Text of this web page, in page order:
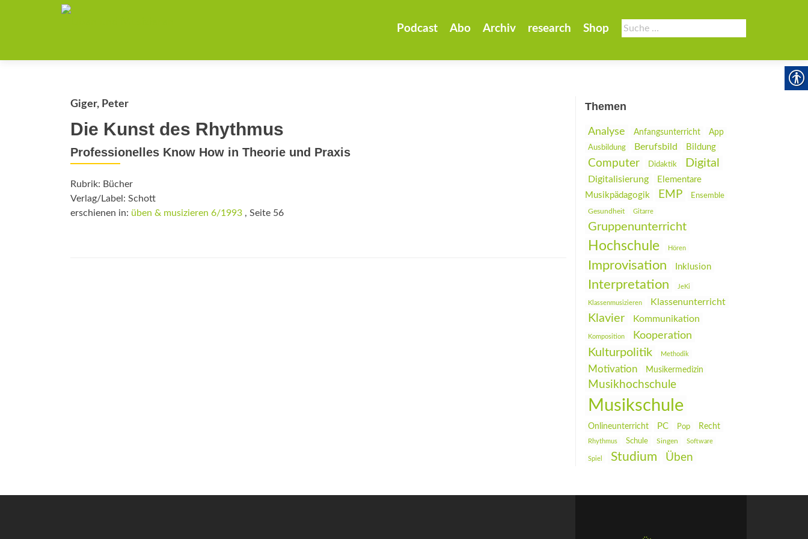
Suche
nach:
Podcast Abo Archiv research Shop
Giger, Peter
Die Kunst des Rhythmus
Professionelles Know How in Theorie und Praxis
Rubrik: Bücher
Verlag/Label: Schott
erschienen in: üben & musizieren 6/1993 , Seite 56
Themen
Analyse Anfangsunterricht
App
Ausbildung
Berufsbild Bildung
Computer Didaktik Digital
Digitalisierung
Elementare
Musikpädagogik
EMP Ensemble
Gesundheit Gitarre
Gruppenunterricht
Hochschule Hören
Improvisation Inklusion
Interpretation JeKi
Klassenmusizieren Klassenunterricht
Klavier Kommunikation
Komposition Kooperation
Kulturpolitik Methodik
Motivation Musikermedizin
Musikhochschule
Musikschule
Onlineunterricht PC Pop Recht
Rhythmus Schule Singen Software
Spiel Studium Üben